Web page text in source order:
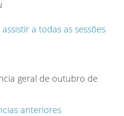
a todas as sessões
geral de outubro de
anteriores